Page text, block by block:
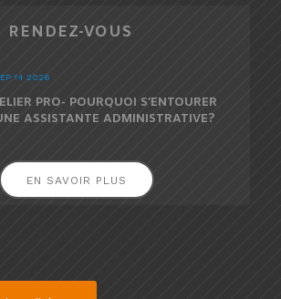
RENDEZ-VOUS
14 2026
PRO- POURQUOI S’ENTOURER
ASSISTANTE ADMINISTRATIVE?
EN SAVOIR PLUS